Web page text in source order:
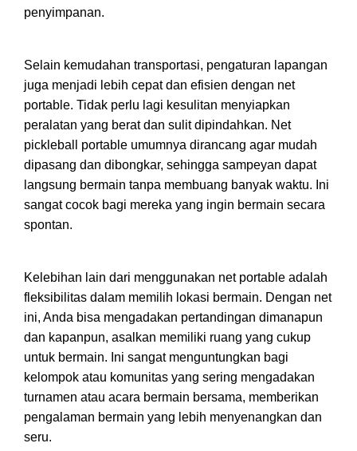
penyimpanan.
Selain kemudahan transportasi, pengaturan lapangan
juga menjadi lebih cepat dan efisien dengan net
portable. Tidak perlu lagi kesulitan menyiapkan
peralatan yang berat dan sulit dipindahkan. Net
pickleball portable umumnya dirancang agar mudah
dipasang dan dibongkar, sehingga sampeyan dapat
langsung bermain tanpa membuang banyak waktu. Ini
sangat cocok bagi mereka yang ingin bermain secara
spontan.
Kelebihan lain dari menggunakan net portable adalah
fleksibilitas dalam memilih lokasi bermain. Dengan net
ini, Anda bisa mengadakan pertandingan dimanapun
dan kapanpun, asalkan memiliki ruang yang cukup
untuk bermain. Ini sangat menguntungkan bagi
kelompok atau komunitas yang sering mengadakan
turnamen atau acara bermain bersama, memberikan
pengalaman bermain yang lebih menyenangkan dan
seru.